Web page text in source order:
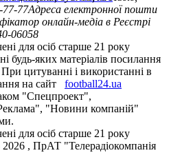
77-77Адреса електронної пошти
онлайн-медіа в Реєстрі
06058
для осіб старше 21 року
будь-яких матеріалів посилання
цитуванні і використанні в
на сайт
football24.ua
"Спецпроект",
"Новини компаній"
для осіб старше 21 року
2026 , ПрАТ "Телерадіокомпанія